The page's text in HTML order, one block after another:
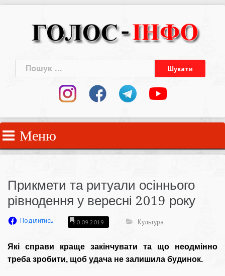
Пошук:
Меню
Прикмети та ритуали осіннього
рівнодення у вересні 2019 року
Поділитись 20.09.2019 Культура
Які справи краще закінчувати та що неодмінно
треба зробити, щоб удача не залишила будинок.